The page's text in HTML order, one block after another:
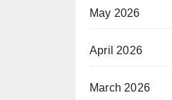
May 2026
April 2026
March 2026